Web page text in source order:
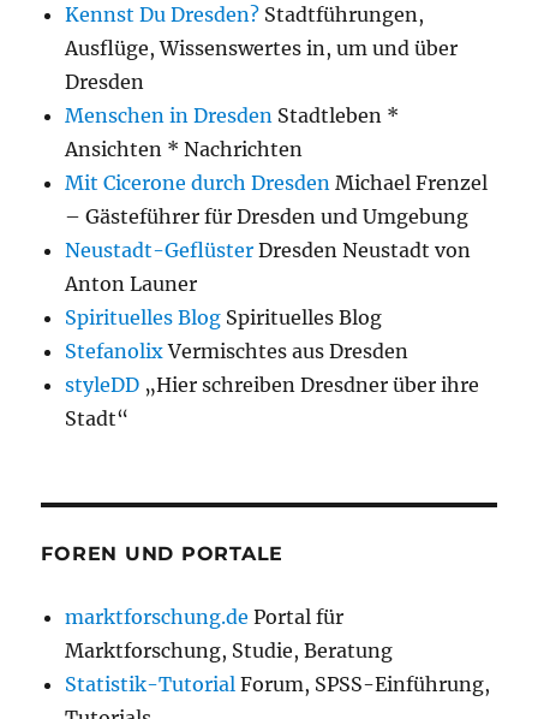
Kennst Du Dresden? Stadtführungen,
Ausflüge, Wissenswertes in, um und über
Dresden
Menschen in Dresden Stadtleben *
Ansichten * Nachrichten
Mit Cicerone durch Dresden Michael Frenzel
– Gästeführer für Dresden und Umgebung
Neustadt-Geflüster Dresden Neustadt von
Anton Launer
Spirituelles Blog Spirituelles Blog
StefanolixVermischtes aus Dresden
styleDD „Hier schreiben Dresdner über ihre
Stadt“
FOREN UND PORTALE
marktforschung.de Portal für
Marktforschung, Studie, Beratung
Statistik-Tutorial Forum, SPSS-Einführung,